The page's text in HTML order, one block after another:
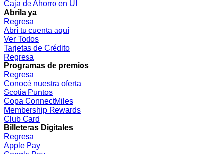
Caja de Ahorro en UI
Abrila ya
Regresa
Abrí tu cuenta aquí
Ver Todos
Tarjetas de Crédito
Regresa
Programas de premios
Regresa
Conocé nuestra oferta
Scotia Puntos
Copa ConnectMiles
Membership Rewards
Club Card
Billeteras Digitales
Regresa
Apple Pay